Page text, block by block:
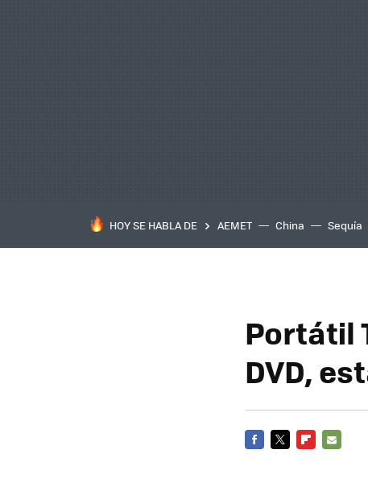
HOY SE HABLA DE AEMET China Sequía
Portátil
DVD,